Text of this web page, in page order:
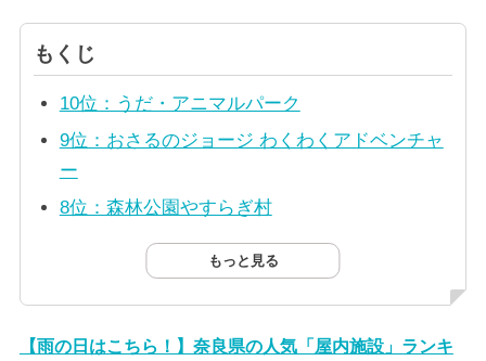
もくじ
10位：うだ・アニマルパーク
9位：おさるのジョージ わくわくアドベンチャ
ー
8位：森林公園やすらぎ村
もっと見る
【雨の日はこちら！】奈良県の人気「屋内施設」ランキ